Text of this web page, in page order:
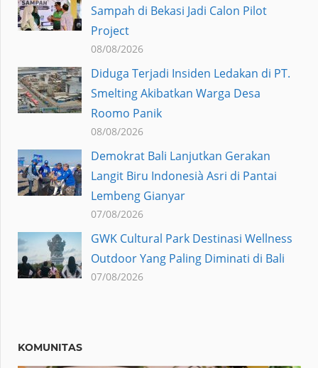
Sampah di Bekasi Jadi Calon Pilot
Project
08/08/2026
Diduga Terjadi Insiden Ledakan di PT.
Smelting Akibatkan Warga Desa
Roomo Panik
08/08/2026
Demokrat Bali Lanjutkan Gerakan
Langit Biru Indonesià Asri di Pantai
Lembeng Gianyar
07/08/2026
GWK Cultural Park Destinasi Wellness
Outdoor Yang Paling Diminati di Bali
07/08/2026
KOMUNITAS